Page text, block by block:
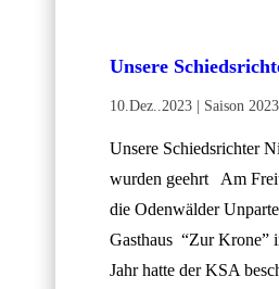
Unsere
10.Dez..2023 Saison
Unsere Schiedsrichter
wurden geehrt Am
die Odenwälder
Gasthaus “Zur Krone”
Jahr hatte der KSA